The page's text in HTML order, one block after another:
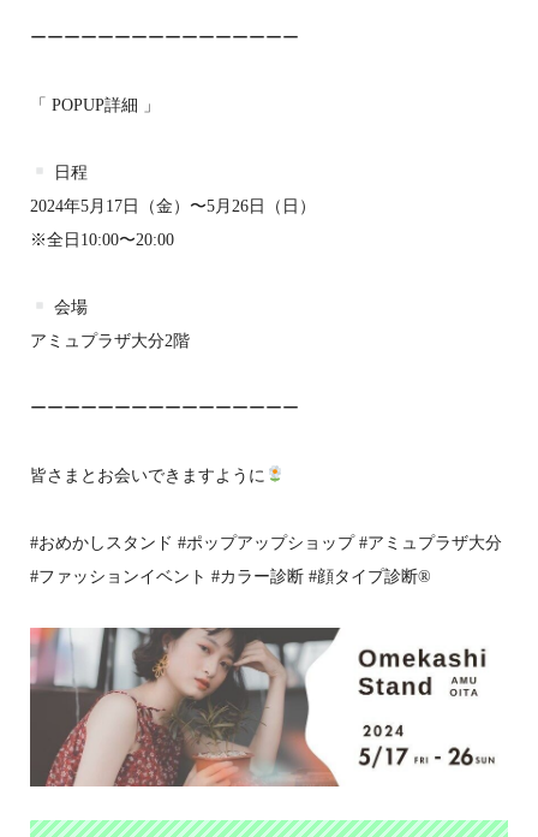
ーーーーーーーーーーーーーーーー
「 POPUP詳細 」
日程
2024年5月17日（金）〜5月26日（日）
※全日10:00〜20:00
会場
アミュプラザ大分2階
ーーーーーーーーーーーーーーーー
皆さまとお会いできますように
#おめかしスタンド #ポップアップショップ #アミュプラザ大分
#ファッションイベント #カラー診断 #顔タイプ診断®